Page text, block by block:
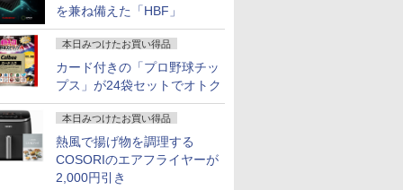
を兼ね備えた「HBF」
本日みつけたお買い得品
カード付きの「プロ野球チッ
プス」が24袋セットでオトク
本日みつけたお買い得品
熱風で揚げ物を調理する
COSORIのエアフライヤーが
2,000円引き